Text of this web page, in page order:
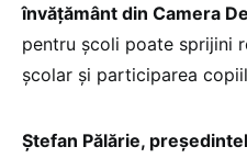
învățământ din Camera
pentru școli poate sprijini
școlar și participarea
Ștefan Pălărie,